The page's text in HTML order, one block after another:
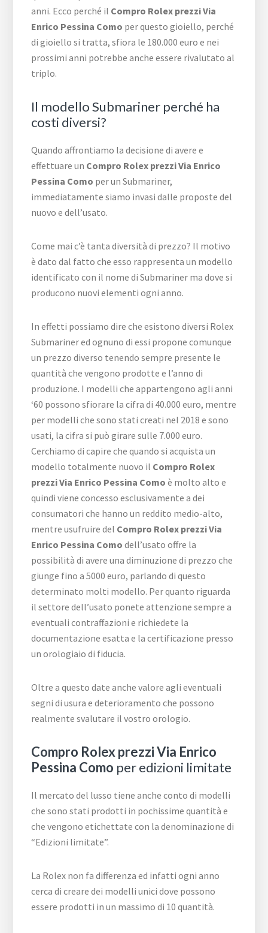
anni. Ecco perché il Compro Rolex prezzi Via
Enrico Pessina Como per questo gioiello, perché
di gioiello si tratta, sfiora le 180.000 euro e nei
prossimi anni potrebbe anche essere rivalutato al
triplo.
Il modello Submariner perché ha
costi diversi?
Quando affrontiamo la decisione di avere e
effettuare un Compro Rolex prezzi Via Enrico
Pessina Como per un Submariner,
immediatamente siamo invasi dalle proposte del
nuovo e dell’usato.
Come mai c’è tanta diversità di prezzo? Il motivo
è dato dal fatto che esso rappresenta un modello
identificato con il nome di Submariner ma dove si
producono nuovi elementi ogni anno.
In effetti possiamo dire che esistono diversi Rolex
Submariner ed ognuno di essi propone comunque
un prezzo diverso tenendo sempre presente le
quantità che vengono prodotte e l’anno di
produzione. I modelli che appartengono agli anni
‘60 possono sfiorare la cifra di 40.000 euro, mentre
per modelli che sono stati creati nel 2018 e sono
usati, la cifra si può girare sulle 7.000 euro.
Cerchiamo di capire che quando si acquista un
modello totalmente nuovo il Compro Rolex
prezzi Via Enrico Pessina Como è molto alto e
quindi viene concesso esclusivamente a dei
consumatori che hanno un reddito medio-alto,
mentre usufruire del Compro Rolex prezzi Via
Enrico Pessina Como dell’usato offre la
possibilità di avere una diminuzione di prezzo che
giunge fino a 5000 euro, parlando di questo
determinato molti modello. Per quanto riguarda
il settore dell’usato ponete attenzione sempre a
eventuali contraffazioni e richiedete la
documentazione esatta e la certificazione presso
un orologiaio di fiducia.
Oltre a questo date anche valore agli eventuali
segni di usura e deterioramento che possono
realmente svalutare il vostro orologio.
Compro Rolex prezzi Via Enrico
Pessina Como per edizioni limitate
Il mercato del lusso tiene anche conto di modelli
che sono stati prodotti in pochissime quantità e
che vengono etichettate con la denominazione di
“Edizioni limitate”.
La Rolex non fa differenza ed infatti ogni anno
cerca di creare dei modelli unici dove possono
essere prodotti in un massimo di 10 quantità.